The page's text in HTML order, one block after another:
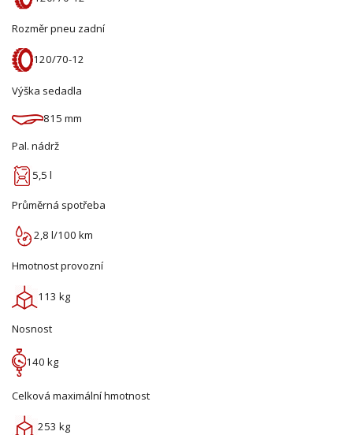
Rozměr pneu zadní
120/70-12
Výška sedadla
815 mm
Pal. nádrž
5,5 l
Průměrná spotřeba
2,8 l/100 km
Hmotnost provozní
113 kg
Nosnost
140 kg
Celková maximální hmotnost
253 kg